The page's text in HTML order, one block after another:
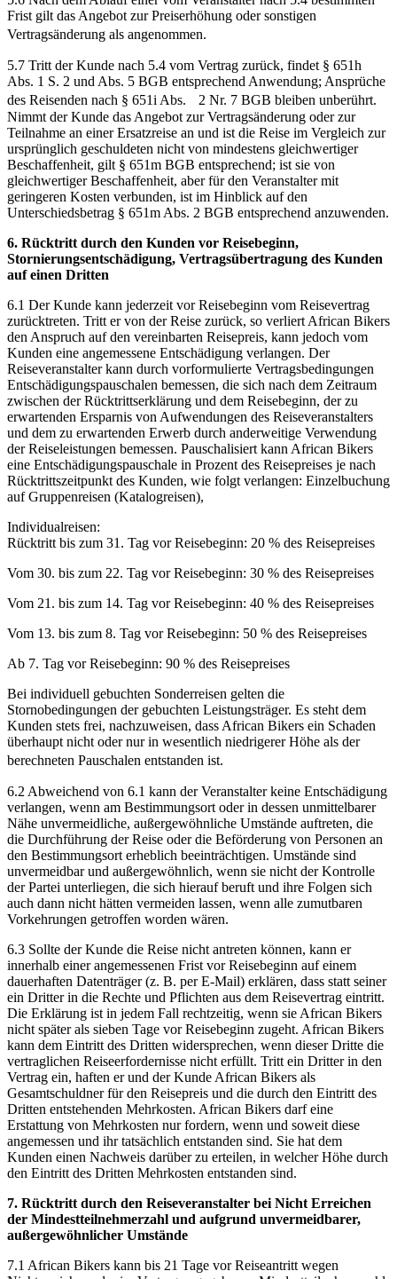
Frist gilt das Angebot zur Preiserhöhung oder sonstigen
Vertragsänderung als angenommen.
5.7 Tritt der Kunde nach 5.4 vom Vertrag zurück, findet § 651h
Abs. 1 S. 2 und Abs. 5 BGB entsprechend Anwendung; Ansprüche
des Reisenden nach § 651i Abs. 2 Nr. 7 BGB bleiben unberührt.
Nimmt der Kunde das Angebot zur Vertragsänderung oder zur
Teilnahme an einer Ersatzreise an und ist die Reise im Vergleich zur
ursprünglich geschuldeten nicht von mindestens gleichwertiger
Beschaffenheit, gilt § 651m BGB entsprechend; ist sie von
gleichwertiger Beschaffenheit, aber für den Veranstalter mit
geringeren Kosten verbunden, ist im Hinblick auf den
Unterschiedsbetrag § 651m Abs. 2 BGB entsprechend anzuwenden.
6. Rücktritt durch den Kunden vor Reisebeginn,
Stornierungsentschädigung, Vertragsübertragung des Kunden
auf einen Dritten
6.1 Der Kunde kann jederzeit vor Reisebeginn vom Reisevertrag
zurücktreten. Tritt er von der Reise zurück, so verliert African Bikers
den Anspruch auf den vereinbarten Reisepreis, kann jedoch vom
Kunden eine angemessene Entschädigung verlangen. Der
Reiseveranstalter kann durch vorformulierte Vertragsbedingungen
Entschädigungspauschalen bemessen, die sich nach dem Zeitraum
zwischen der Rücktrittserklärung und dem Reisebeginn, der zu
erwartenden Ersparnis von Aufwendungen des Reiseveranstalters
und dem zu erwartenden Erwerb durch anderweitige Verwendung
der Reiseleistungen bemessen. Pauschalisiert kann African Bikers
eine Entschädigungspauschale in Prozent des Reisepreises je nach
Rücktrittszeitpunkt des Kunden, wie folgt verlangen: Einzelbuchung
auf Gruppenreisen (Katalogreisen),
Individualreisen:
Rücktritt bis zum 31. Tag vor Reisebeginn: 20 % des Reisepreises
Vom 30. bis zum 22. Tag vor Reisebeginn: 30 % des Reisepreises
Vom 21. bis zum 14. Tag vor Reisebeginn: 40 % des Reisepreises
Vom 13. bis zum 8. Tag vor Reisebeginn: 50 % des Reisepreises
Ab 7. Tag vor Reisebeginn: 90 % des Reisepreises
Bei individuell gebuchten Sonderreisen gelten die
Stornobedingungen der gebuchten Leistungsträger. Es steht dem
Kunden stets frei, nachzuweisen, dass African Bikers ein Schaden
überhaupt nicht oder nur in wesentlich niedrigerer Höhe als der
berechneten Pauschalen entstanden ist.
6.2 Abweichend von 6.1 kann der Veranstalter keine Entschädigung
verlangen, wenn am Bestimmungsort oder in dessen unmittelbarer
Nähe unvermeidliche, außergewöhnliche Umstände auftreten, die
die Durchführung der Reise oder die Beförderung von Personen an
den Bestimmungsort erheblich beeinträchtigen. Umstände sind
unvermeidbar und außergewöhnlich, wenn sie nicht der Kontrolle
der Partei unterliegen, die sich hierauf beruft und ihre Folgen sich
auch dann nicht hätten vermeiden lassen, wenn alle zumutbaren
Vorkehrungen getroffen worden wären.
6.3 Sollte der Kunde die Reise nicht antreten können, kann er
innerhalb einer angemessenen Frist vor Reisebeginn auf einem
dauerhaften Datenträger (z. B. per E-Mail) erklären, dass statt seiner
ein Dritter in die Rechte und Pflichten aus dem Reisevertrag eintritt.
Die Erklärung ist in jedem Fall rechtzeitig, wenn sie African Bikers
nicht später als sieben Tage vor Reisebeginn zugeht. African Bikers
kann dem Eintritt des Dritten widersprechen, wenn dieser Dritte die
vertraglichen Reiseerfordernisse nicht erfüllt. Tritt ein Dritter in den
Vertrag ein, haften er und der Kunde African Bikers als
Gesamtschuldner für den Reisepreis und die durch den Eintritt des
Dritten entstehenden Mehrkosten. African Bikers darf eine
Erstattung von Mehrkosten nur fordern, wenn und soweit diese
angemessen und ihr tatsächlich entstanden sind. Sie hat dem
Kunden einen Nachweis darüber zu erteilen, in welcher Höhe durch
den Eintritt des Dritten Mehrkosten entstanden sind.
7. Rücktritt durch den Reiseveranstalter bei Nicht Erreichen
der Mindestteilnehmerzahl und aufgrund unvermeidbarer,
außergewöhnlicher Umstände
7.1 African Bikers kann bis 21 Tage vor Reiseantritt wegen